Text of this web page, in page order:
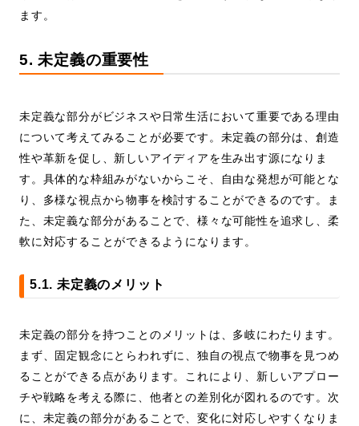
ます。
5. 未定義の重要性
未定義な部分がビジネスや日常生活において重要である理由
について考えてみることが必要です。未定義の部分は、創造
性や革新を促し、新しいアイディアを生み出す源になりま
す。具体的な枠組みがないからこそ、自由な発想が可能とな
り、多様な視点から物事を検討することができるのです。ま
た、未定義な部分があることで、様々な可能性を追求し、柔
軟に対応することができるようになります。
5.1. 未定義のメリット
未定義の部分を持つことのメリットは、多岐にわたります。
まず、固定観念にとらわれずに、独自の視点で物事を見つめ
ることができる点があります。これにより、新しいアプロー
チや戦略を考える際に、他者との差別化が図れるのです。次
に、未定義の部分があることで、変化に対応しやすくなりま